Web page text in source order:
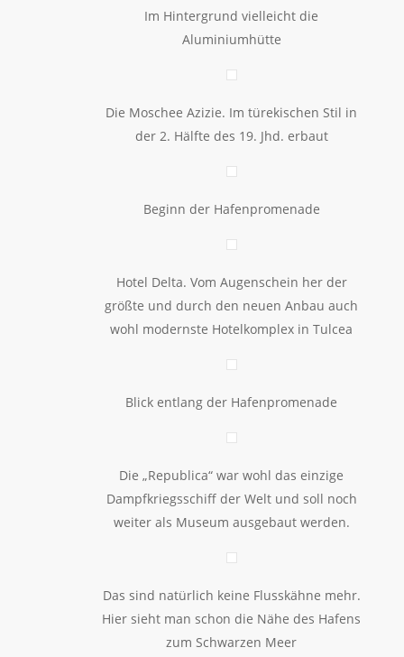
Im Hintergrund vielleicht die
Aluminiumhütte
Die Moschee Azizie. Im türekischen Stil in
der 2. Hälfte des 19. Jhd. erbaut
Beginn der Hafenpromenade
Hotel Delta. Vom Augenschein her der
größte und durch den neuen Anbau auch
wohl modernste Hotelkomplex in Tulcea
Blick entlang der Hafenpromenade
Die „Republica“ war wohl das einzige
Dampfkriegsschiff der Welt und soll noch
weiter als Museum ausgebaut werden.
Das sind natürlich keine Flusskähne mehr.
Hier sieht man schon die Nähe des Hafens
zum Schwarzen Meer